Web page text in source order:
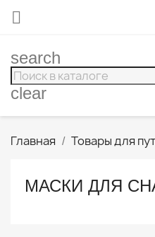

search
clear
Главная Товары для
МАСКИ ДЛЯ